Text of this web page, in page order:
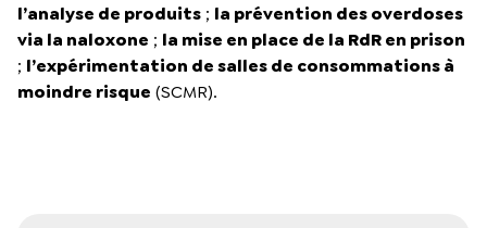
l’analyse de produits ; la prévention des overdoses
via la naloxone ; la mise en place de la RdR en prison
; l’expérimentation de salles de consommations à
moindre risque (SCMR).